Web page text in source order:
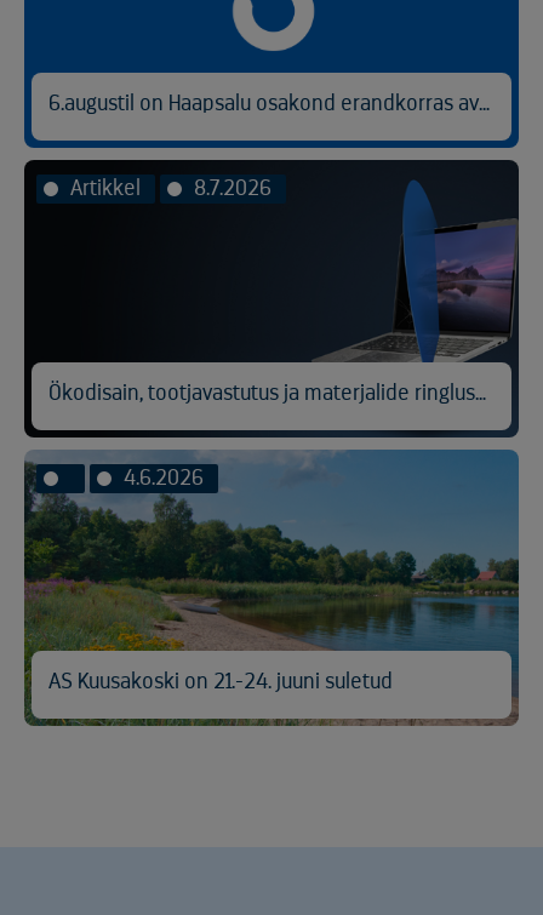
6.augustil on Haapsalu osakond erandkorras avatud kl 9.00-14.30.
Artikkel 8.7.2026
Ökodisain, tootjavastutus ja materjalide ringlussevõtt
4.6.2026
AS Kuusakoski on 21.-24. juuni suletud